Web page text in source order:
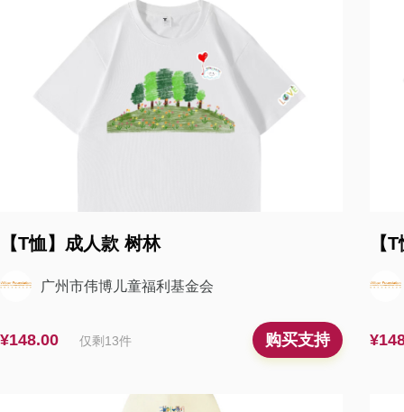
【T恤】成人款 树林
广州市伟博儿童福利基金会
¥148.00 仅剩13件 购买支持
【